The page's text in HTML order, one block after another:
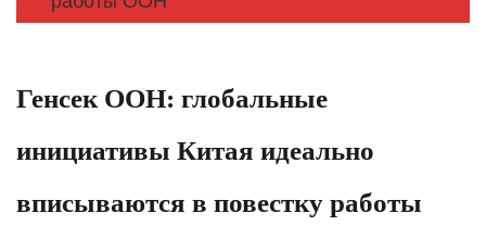
Генсек ООН: глобальные
инициативы Китая идеально
вписываются в повестку работы